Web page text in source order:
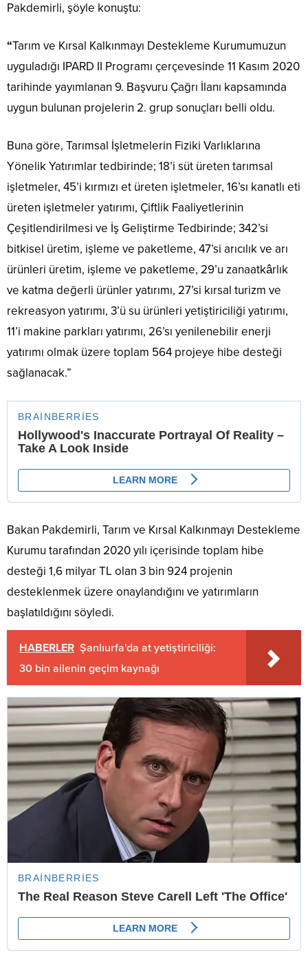
Pakdemirli, şöyle konuştu:
“Tarım ve Kırsal Kalkınmayı Destekleme Kurumumuzun
uyguladığı IPARD II Programı çerçevesinde 11 Kasım 2020
tarihinde yayımlanan 9. Başvuru Çağrı İlanı kapsamında
uygun bulunan projelerin 2. grup sonuçları belli oldu.
Buna göre, Tarımsal İşletmelerin Fiziki Varlıklarına
Yönelik Yatırımlar tedbirinde; 18’i süt üreten tarımsal
işletmeler, 45’i kırmızı et üreten işletmeler, 16’sı kanatlı eti
üreten işletmeler yatırımı, Çiftlik Faaliyetlerinin
Çeşitlendirilmesi ve İş Geliştirme Tedbirinde; 342’si
bitkisel üretim, işleme ve paketleme, 47’si arıcılık ve arı
ürünleri üretim, işleme ve paketleme, 29’u zanaatkârlık
ve katma değerli ürünler yatırımı, 27’si kırsal turizm ve
rekreasyon yatırımı, 3’ü su ürünleri yetiştiriciliği yatırımı,
11’i makine parkları yatırımı, 26’sı yenilenebilir enerji
yatırımı olmak üzere toplam 564 projeye hibe desteği
sağlanacak.”
Bakan Pakdemirli, Tarım ve Kırsal Kalkınmayı Destekleme
Kurumu tarafından 2020 yılı içerisinde toplam hibe
desteği 1,6 milyar TL olan 3 bin 924 projenin
desteklenmek üzere onaylandığını ve yatırımların
başlatıldığını söyledi.
HABERLER Şanlıurfa'da at yetiştiriciliği:
30 bin ailenin geçim kaynağı